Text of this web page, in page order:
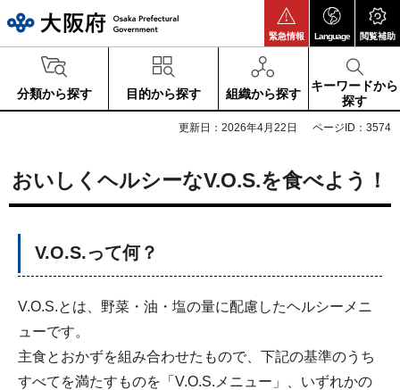
緊急情報 Language 閲覧補助
分類から探す 目的から探す 組織から探す
キーワードから
探す
更新日：2026年4月22日 ページID：3574
おいしくヘルシーなV.O.S.を食べよう！
V.O.S.って何？
V.O.S.とは、野菜・油・塩の量に配慮したヘルシーメニ
ューです。
主食とおかずを組み合わせたもので、下記の基準のうち
すべてを満たすものを「V.O.S.メニュー」、いずれかの